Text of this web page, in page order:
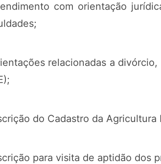
com orientação
relacionadas a
do Cadastro da Agricultura
para visita de aptidão dos